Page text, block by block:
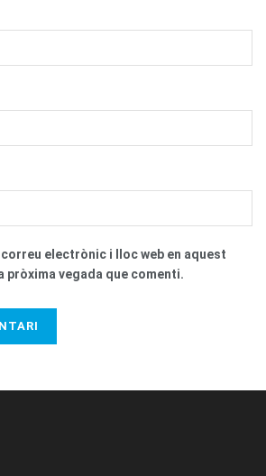
correu electrònic i lloc web en aquest
pròxima vegada que comenti.